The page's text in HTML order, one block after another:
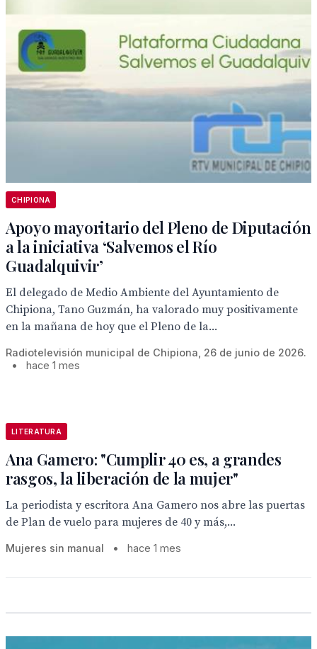
CHIPIONA
Apoyo mayoritario del Pleno de Diputación
a la iniciativa ‘Salvemos el Río
Guadalquivir’
El delegado de Medio Ambiente del Ayuntamiento de
Chipiona, Tano Guzmán, ha valorado muy positivamente
en la mañana de hoy que el Pleno de la...
Radiotelevisión municipal de Chipiona, 26 de junio de 2026.
•
hace 1 mes
LITERATURA
Ana Gamero: "Cumplir 40 es, a grandes
rasgos, la liberación de la mujer"
La periodista y escritora Ana Gamero nos abre las puertas
de Plan de vuelo para mujeres de 40 y más,...
Mujeres sin manual • hace 1 mes